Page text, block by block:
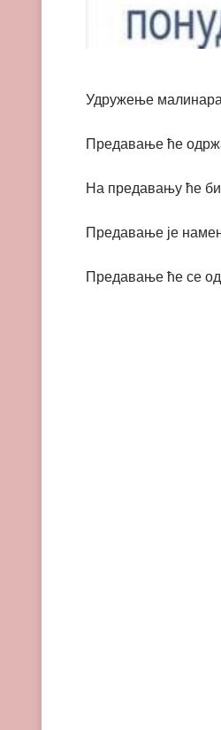
Удружење малинара
Предавање ће
На предавању ће
Предавање је
Предавање ће се